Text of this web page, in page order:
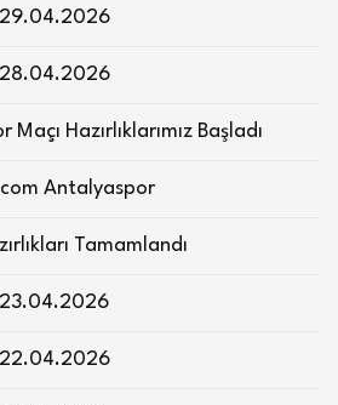
29.04.2026
28.04.2026
Hazırlıklarımız Başladı
Antalyaspor
Tamamlandı
23.04.2026
22.04.2026